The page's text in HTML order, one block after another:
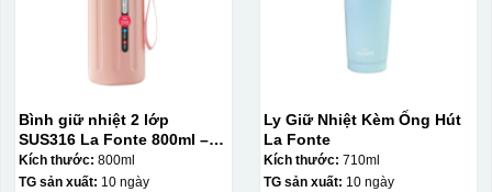
Bình giữ nhiệt 2 lớp
SUS316 La Fonte 800ml –
012720
Kích thước: 800ml
TG sản xuất: 10 ngày
Ly Giữ Nhiệt Kèm Ống Hút
La Fonte
Kích thước: 710ml
TG sản xuất: 10 ngày